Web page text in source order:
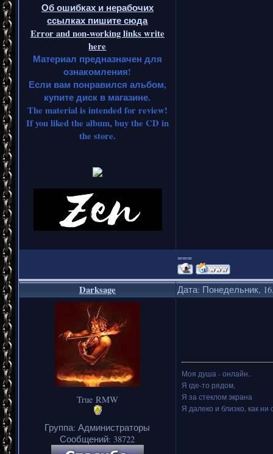
Об ошибках и нерабочих
ссылках пишите сюда
Error and non-working links write
here
Материал предназначен для
ознакомления!
Если вам понравился альбом,
купите диск в магазине.
The material is intended for review!
If you liked the album, buy the CD in
the store.
===
Darksage Дата: Понедельник,
True RMW
Группа: Администраторы
Сообщений: 38722
Моя душа - онлайн..
Я где-то рядом,
Я за стеклом экрана
Я далеко и близко, как ни